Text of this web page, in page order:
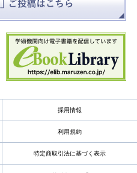
採用情報
利用規約
特定商取引法に基づく表示